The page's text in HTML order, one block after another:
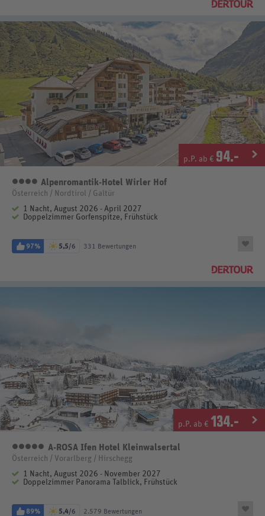
p.P. ab € 94.-
4 Sterne
Alpenromantik-Hotel Wirler Hof
Österreich / Nordtirol / Galtür
1 Nacht, August 2026 - April 2027
Doppelzimmer Gorfenspitze, Frühstück
97% 5,5/6 331 Bewertungen
p.P. ab € 134.-
5 Sterne
A-ROSA Ifen Hotel Kleinwalsertal
Österreich / Vorarlberg / Hirschegg
1 Nacht, August 2026 - November 2027
Doppelzimmer Panorama Talblick, Frühstück
89% 5,4/6 2.579 Bewertungen